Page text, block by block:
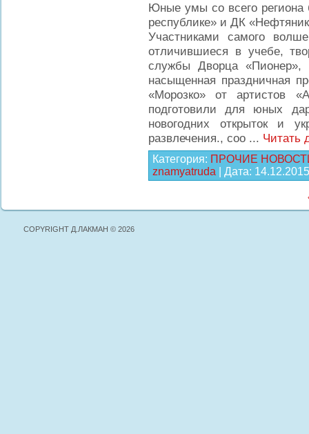
Юные умы со всего региона
республике» и ДК
Участниками самого
отличившиеся в учебе,
службы Дворца «Пионер»,
насыщенная праздничная
«Морозко» от артистов
подготовили для юных
новогодних открыток и
развлечения., соо ... Читать
Категория: ПРОЧИЕ
znamyatruda | Дата: 14.12.2015
COPYRIGHT Д.ЛАКМАН © 2026